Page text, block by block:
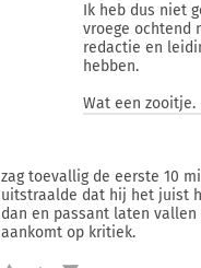
Ik heb dus niet
vroege ochtend
redactie en
hebben.
Wat een zooitje.
zag toevallig de eerste 10
uitstraalde dat hij het juist
dan en passant laten
aankomt op kritiek.